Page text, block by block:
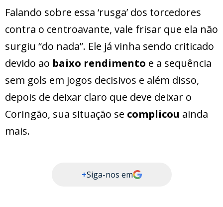
Falando sobre essa ‘rusga’ dos torcedores
contra o centroavante, vale frisar que ela não
surgiu “do nada”. Ele já vinha sendo criticado
devido ao baixo rendimento e a sequência
sem gols em jogos decisivos e além disso,
depois de deixar claro que deve deixar o
Coringão, sua situação se complicou ainda
mais.
+Siga-nos em